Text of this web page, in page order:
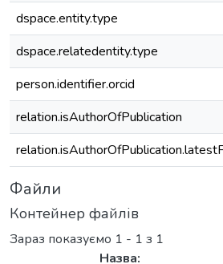
dspace.entity.type
dspace.relatedentity.type
person.identifier.orcid
relation.isAuthorOfPublication
Файли
Контейнер файлів
Зараз показуємо 1 - 1 з 1
Назва: